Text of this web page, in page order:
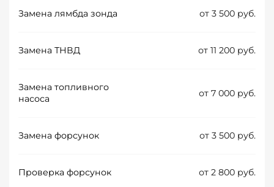
Замена лямбда зонда от 3 500 руб.
Замена ТНВД от 11 200 руб.
Замена топливного
насоса
от 7 000 руб.
Замена форсунок от 3 500 руб.
Проверка форсунок от 2 800 руб.